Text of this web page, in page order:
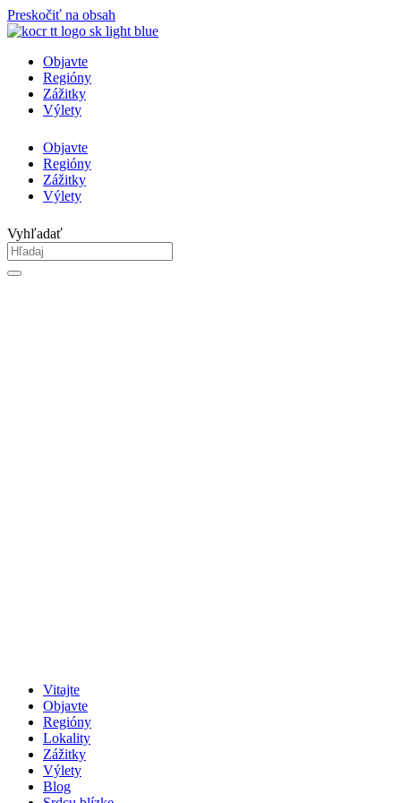
Preskočiť na obsah
Objavte
Regióny
Zážitky
Výlety
Objavte
Regióny
Zážitky
Výlety
Vyhľadať
Vitajte
Objavte
Regióny
Lokality
Zážitky
Výlety
Blog